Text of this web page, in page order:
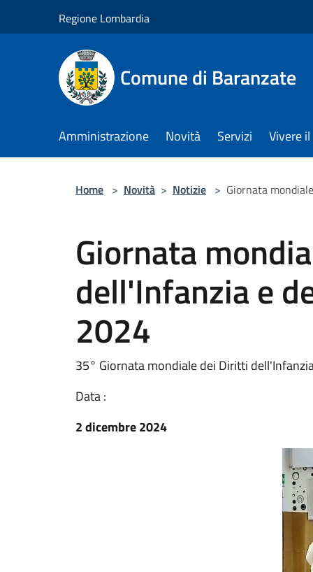
Regione Lombardia
Comune di Baranzate
Amministrazione Novità Servizi Vivere
Home > Novità > Notizie > Giornata
Giornata
dell'Infanzia e
2024
35° Giornata mondiale dei Diritti
Data :
2 dicembre 2024